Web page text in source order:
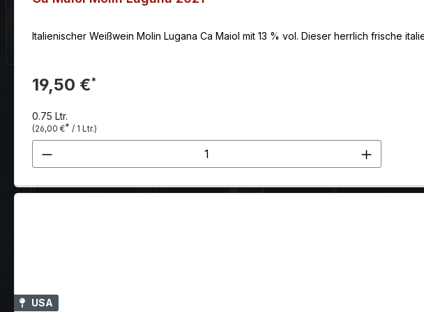
Italienischer Weißwein Molin Lugana Ca Maiol mit 13 % vol. Dieser herrlich frische
19,50 €*
0.75 Ltr.
(26,00 €* / 1 Ltr.)
Produkt Anzahl: Gib den gewünschten Wert
USA